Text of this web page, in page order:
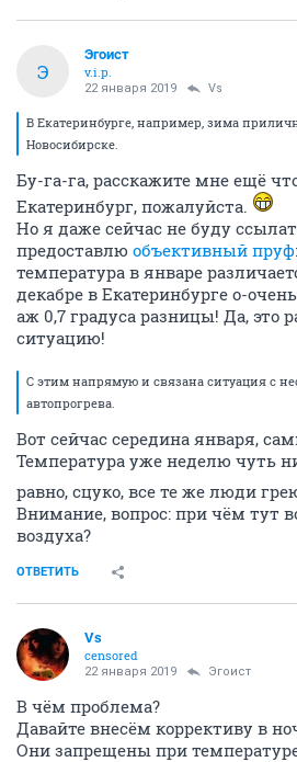
Э
Эгоист
v.i.p.
22 января 2019 Vs
В Екатеринбурге, например, зима
Новосибирске.
Бу-га-га, расскажите мне ещё
Екатеринбург, пожалуйста.
Но я даже сейчас не буду
предоставлю объективный пруф
температура в январе
декабре в Екатеринбурге о-
аж 0,7 градуса разницы! Да, это
ситуацию!
С этим напрямую и связана ситуация с
автопрогрева.
Вот сейчас середина января,
Температура уже неделю чуть
равно, сцуко, все те же люди
Внимание, вопрос: при чём тут
воздуха?
ОТВЕТИТЬ
Vs
censored
22 января 2019 Эгоист
В чём проблема?
Давайте внесём коррективу в
Они запрещены при